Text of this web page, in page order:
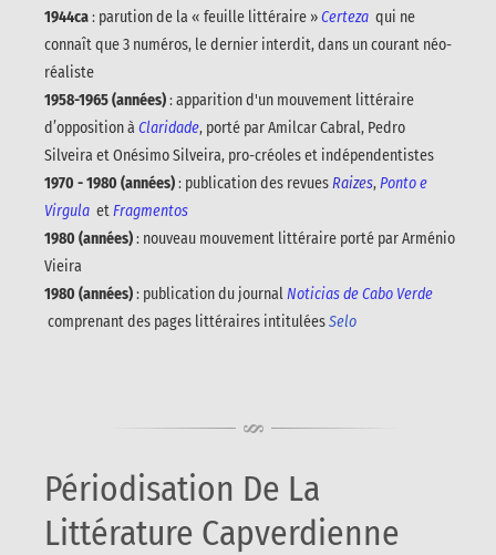
1944ca: parution de la « feuille littéraire »Certeza qui ne
connaît que 3 numéros, le dernier interdit, dans un courant néo-
réaliste
1958-1965 (années): apparition d'un mouvement littéraire
d’opposition à Claridade, porté par Amilcar Cabral, Pedro
Silveira et Onésimo Silveira, pro-créoles et indépendentistes
1970 - 1980 (années): publication des revuesRaizes,Ponto e
Virgula etFragmentos
1980 (années): nouveau mouvement littéraire porté par Arménio
Vieira
1980 (années): publication du journalNoticias de Cabo Verde
comprenant des pages littéraires intituléesSelo
Périodisation De La
Littérature Capverdienne